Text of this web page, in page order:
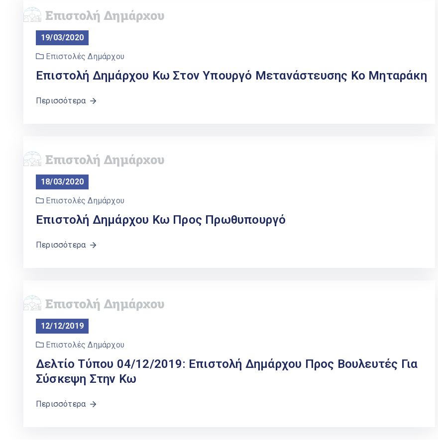
19/03/2020
Επιστολές Δημάρχου
Επιστολή Δημάρχου Κω Στον Υπουργό Μετανάστευσης Κο Μηταράκη
Περισσότερα
18/03/2020
Επιστολές Δημάρχου
Επιστολή Δημάρχου Κω Προς Πρωθυπουργό
Περισσότερα
12/12/2019
Επιστολές Δημάρχου
Δελτίο Τύπου 04/12/2019: Επιστολή Δημάρχου Προς Βουλευτές Για
Σύσκεψη Στην Κω
Περισσότερα